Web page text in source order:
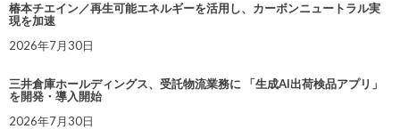
椿本チエイン／再生可能エネルギーを活用し、カーボンニュートラル実
現を加速
2026年7月30日
三井倉庫ホールディングス、受託物流業務に 「生成AI出荷検品アプリ」
を開発・導入開始
2026年7月30日